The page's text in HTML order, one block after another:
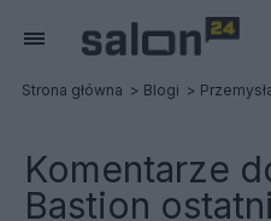
Strona główna Blogi
Komentarze
Bastion